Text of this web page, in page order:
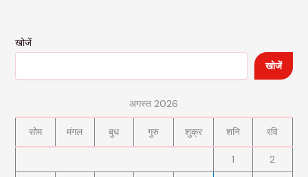
खोजें
खोजें
अगस्त 2026
सोम मंगल बुध गुरु शुक्र शनि रवि
1
2